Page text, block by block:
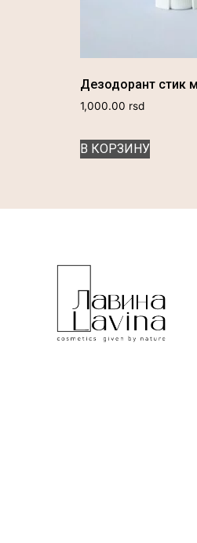
Дезодорант стик
1,000.00 rsd
В КОРЗИНУ